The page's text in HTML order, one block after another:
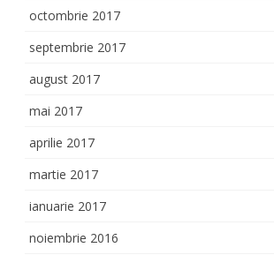
octombrie 2017
septembrie 2017
august 2017
mai 2017
aprilie 2017
martie 2017
ianuarie 2017
noiembrie 2016